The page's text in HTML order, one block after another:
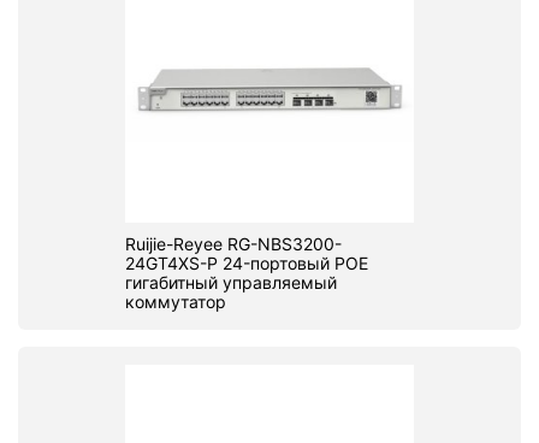
Ruijie-Reyee RG-NBS3200-
24GT4XS-P 24-портовый POE
гигабитный управляемый
коммутатор